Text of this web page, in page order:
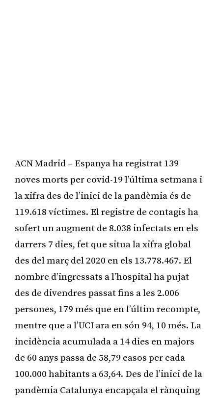
ACN Madrid – Espanya ha registrat 139
noves morts per covid-19 l’última setmana i
la xifra des de l’inici de la pandèmia és de
119.618 víctimes. El registre de contagis ha
sofert un augment de 8.038 infectats en els
darrers 7 dies, fet que situa la xifra global
des del març del 2020 en els 13.778.467. El
nombre d’ingressats a l’hospital ha pujat
des de divendres passat fins a les 2.006
persones, 179 més que en l’últim recompte,
mentre que a l’UCI ara en són 94, 10 més. La
incidència acumulada a 14 dies en majors
de 60 anys passa de 58,79 casos per cada
100.000 habitants a 63,64. Des de l’inici de la
pandèmia Catalunya encapçala el rànquing